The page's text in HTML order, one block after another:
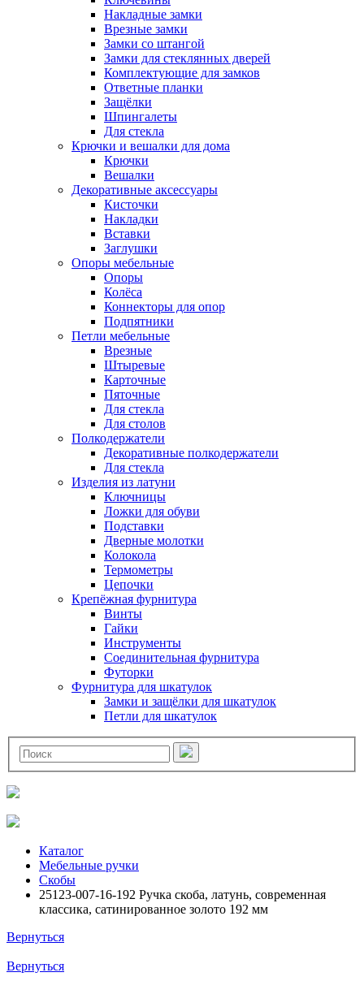
Накладные замки
Врезные замки
Замки со штангой
Замки для стеклянных дверей
Комплектующие для замков
Ответные планки
Защёлки
Шпингалеты
Для стекла
Крючки и вешалки для дома
Крючки
Вешалки
Декоративные аксессуары
Кисточки
Накладки
Вставки
Заглушки
Опоры мебельные
Опоры
Колёса
Коннекторы для опор
Подпятники
Петли мебельные
Врезные
Штыревые
Карточные
Пяточные
Для стекла
Для столов
Полкодержатели
Декоративные полкодержатели
Для стекла
Изделия из латуни
Ключницы
Ложки для обуви
Подставки
Дверные молотки
Колокола
Термометры
Цепочки
Крепёжная фурнитура
Винты
Гайки
Инструменты
Соединительная фурнитура
Футорки
Фурнитура для шкатулок
Замки и защёлки для шкатулок
Петли для шкатулок
Каталог
Мебельные ручки
Скобы
25123-007-16-192 Ручка скоба, латунь, современная
классика, сатинированное золото 192 мм
Вернуться
Вернуться